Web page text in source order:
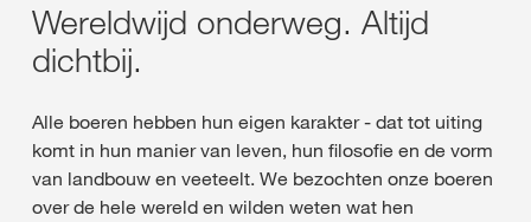
Wereldwijd onderweg. Altijd
dichtbij.
Alle boeren hebben hun eigen karakter - dat tot uiting
komt in hun manier van leven, hun filosofie en de vorm
van landbouw en veeteelt. We bezochten onze boeren
over de hele wereld en wilden weten wat hen